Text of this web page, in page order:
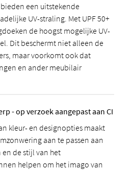
een uitstekende
UV-straling. Met UPF 50+
de hoogst mogelijke UV-
Dit beschermt niet alleen de
maar voorkomt ook dat
en ander meubilair
- op verzoek aangepast aan CI
kleur- en designopties maakt
aan te passen aan
de stijl van het
helpen om het imago van